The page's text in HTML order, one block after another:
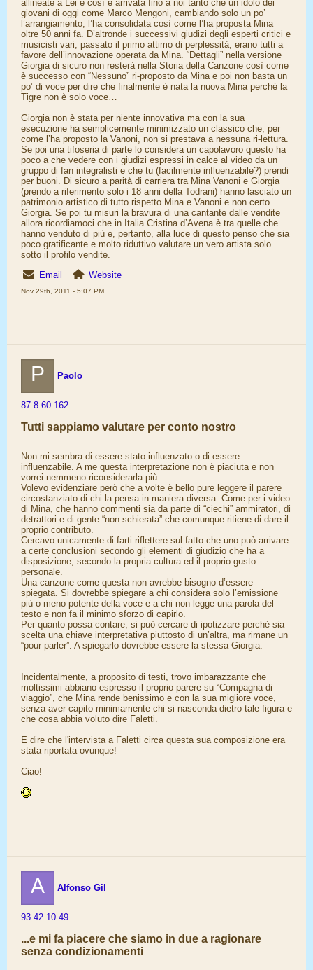
allineate a Lei e così è arrivata fino a noi tanto che un idolo dei
giovani di oggi come Marco Mengoni, cambiando solo un po’
l’arrangiamento, l’ha consolidata così come l’ha proposta Mina
oltre 50 anni fa. D’altronde i successivi giudizi degli esperti critici e
musicisti vari, passato il primo attimo di perplessità, erano tutti a
favore dell’innovazione operata da Mina. “Dettagli” nella versione
Giorgia di sicuro non resterà nella Storia della Canzone così come
è successo con “Nessuno” ri-proposto da Mina e poi non basta un
po’ di voce per dire che finalmente è nata la nuova Mina perché la
Tigre non è solo voce…
Giorgia non è stata per niente innovativa ma con la sua
esecuzione ha semplicemente minimizzato un classico che, per
come l’ha proposto la Vanoni, non si prestava a nessuna ri-lettura.
Se poi una tifoseria di parte lo considera un capolavoro questo ha
poco a che vedere con i giudizi espressi in calce al video da un
gruppo di fan integralisti e che tu (facilmente influenzabile?) prendi
per buoni. Di sicuro a parità di carriera tra Mina Vanoni e Giorgia
(prendo a riferimento solo i 18 anni della Todrani) hanno lasciato un
patrimonio artistico di tutto rispetto Mina e Vanoni e non certo
Giorgia. Se poi tu misuri la bravura di una cantante dalle vendite
allora ricordiamoci che in Italia Cristina d’Avena è tra quelle che
hanno venduto di più e, pertanto, alla luce di questo penso che sia
poco gratificante e molto riduttivo valutare un vero artista solo
sotto il profilo vendite.
Email
Website
Nov 29th, 2011 - 5:07 PM
P Paolo
87.8.60.162
Tutti sappiamo valutare per conto nostro
Non mi sembra di essere stato influenzato o di essere
influenzabile. A me questa interpretazione non è piaciuta e non
vorrei nemmeno riconsiderarla più.
Volevo evidenziare però che a volte è bello pure leggere il parere
circostanziato di chi la pensa in maniera diversa. Come per i video
di Mina, che hanno commenti sia da parte di “ciechi” ammiratori, di
detrattori e di gente “non schierata” che comunque ritiene di dare il
proprio contributo.
Cercavo unicamente di farti riflettere sul fatto che uno può arrivare
a certe conclusioni secondo gli elementi di giudizio che ha a
disposizione, secondo la propria cultura ed il proprio gusto
personale.
Una canzone come questa non avrebbe bisogno d’essere
spiegata. Si dovrebbe spiegare a chi considera solo l’emissione
più o meno potente della voce e a chi non legge una parola del
testo e non fa il minimo sforzo di capirlo.
Per quanto possa contare, si può cercare di ipotizzare perché sia
scelta una chiave interpretativa piuttosto di un’altra, ma rimane un
“pour parler”. A spiegarlo dovrebbe essere la stessa Giorgia.
Incidentalmente, a proposito di testi, trovo imbarazzante che
moltissimi abbiano espresso il proprio parere su “Compagna di
viaggio”, che Mina rende benissimo e con la sua migliore voce,
senza aver capito minimamente chi si nasconda dietro tale figura e
che cosa abbia voluto dire Faletti.
E dire che l'intervista a Faletti circa questa sua composizione era
stata riportata ovunque!
Ciao!
A Alfonso Gil
93.42.10.49
...e mi fa piacere che siamo in due a ragionare
senza condizionamenti